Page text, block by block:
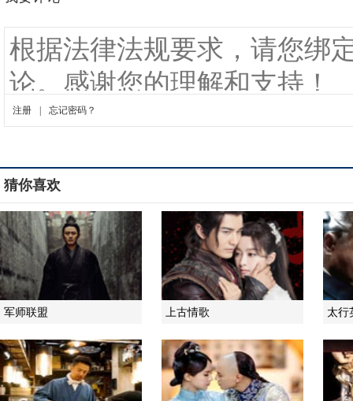
猜你喜欢
军师联盟 上古情歌 太行